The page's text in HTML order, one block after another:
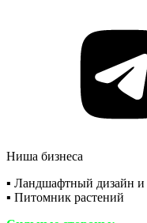
Ниша бизнеса
▪️ Ландшафтный дизайн и
▪️ Питомник растений